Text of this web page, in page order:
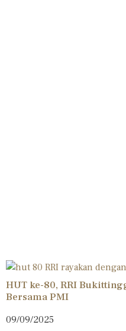
HUT ke-80, RRI
Bersama PMI
09/09/2025